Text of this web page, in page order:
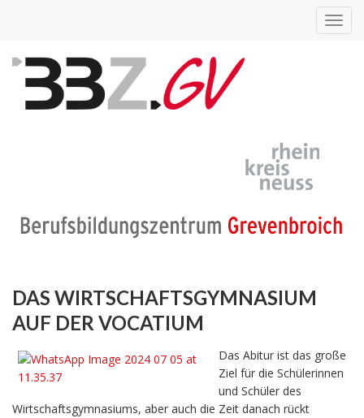
DAS WIRTSCHAFTSGYMNASIUM
AUF DER VOCATIUM
Das Abitur ist das große
Ziel für die Schülerinnen
und Schüler des
Wirtschaftsgymnasiums, aber auch die Zeit danach rückt